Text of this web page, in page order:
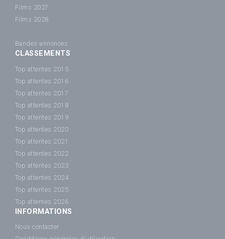
Films 2027
Films 2028
Bandes-annonces
CLASSEMENTS
Top attentes 2015
Top attentes 2016
Top attentes 2017
Top attentes 2018
Top attentes 2019
Top attentes 2020
Top attentes 2021
Top attentes 2022
Top attentes 2023
Top attentes 2024
Top attentes 2025
Top attentes 2026
INFORMATIONS
Nous contacter